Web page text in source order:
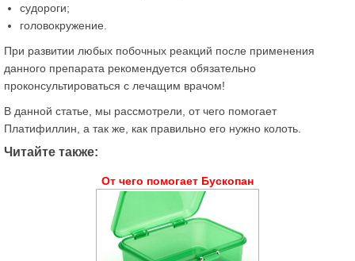
судороги;
головокружение.
При развитии любых побочных реакций после применения
данного препарата рекомендуется обязательно
проконсультироваться с лечащим врачом!
В данной статье, мы рассмотрели, от чего помогает
Платифиллин, а так же, как правильно его нужно колоть.
Читайте также:
От чего помогает Бускопан